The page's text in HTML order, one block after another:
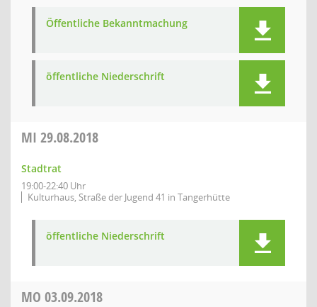
Öffentliche Bekanntmachung
öffentliche Niederschrift
MI 29.08.2018
Stadtrat
19:00-22:40 Uhr
Kulturhaus, Straße der Jugend 41 in Tangerhütte
öffentliche Niederschrift
MO 03.09.2018